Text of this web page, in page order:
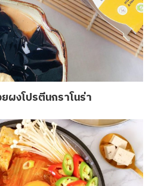
ยผงโปรตีนกราโนร่า